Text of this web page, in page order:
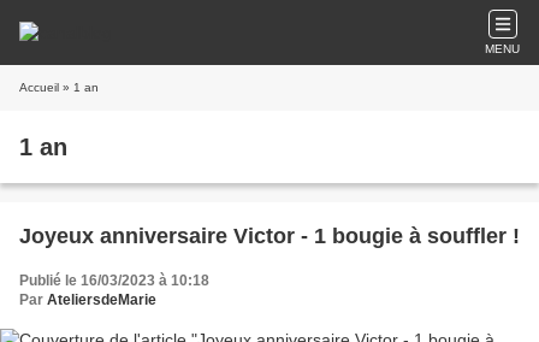
MENU
Accueil » 1 an
1 an
Joyeux anniversaire Victor - 1 bougie à souffler !
Publié le 16/03/2023 à 10:18
Par AteliersdeMarie